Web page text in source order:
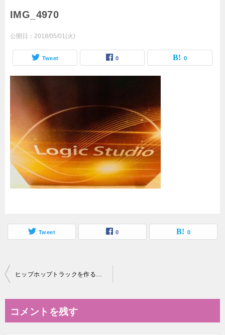
IMG_4970
公開日： 2018/05/01(火)
Tweet 0 0
Tweet 0 0
投
ビ
ヒップホップトラックを作るための機材の話（Apple Logic Pro９編）
コメントを残す